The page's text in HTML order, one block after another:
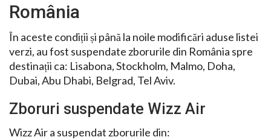
România
În aceste condiții și până la noile modificări aduse listei
verzi, au fost suspendate zborurile din România spre
destinații ca: Lisabona, Stockholm, Malmo, Doha,
Dubai, Abu Dhabi, Belgrad, Tel Aviv.
Zboruri suspendate Wizz Air
Wizz Air a suspendat zborurile din: